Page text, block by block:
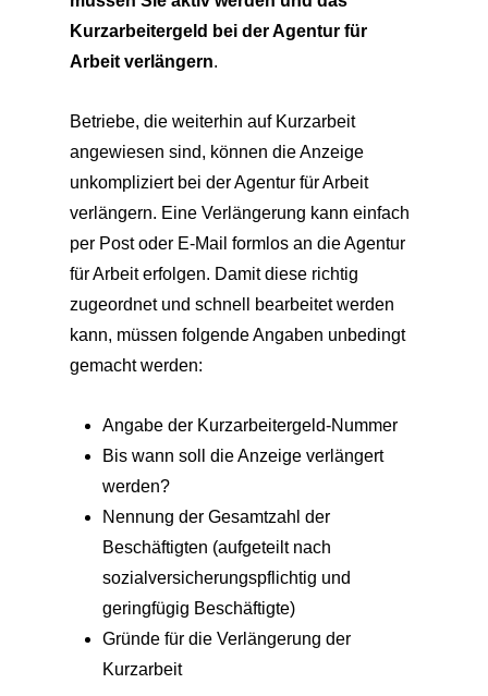
Kurzarbeitergeld bei der Agentur für
Arbeit verlängern.
Betriebe, die weiterhin auf Kurzarbeit
angewiesen sind, können die Anzeige
unkompliziert bei der Agentur für Arbeit
verlängern. Eine Verlängerung kann einfach
per Post oder E-Mail formlos an die Agentur
für Arbeit erfolgen. Damit diese richtig
zugeordnet und schnell bearbeitet werden
kann, müssen folgende Angaben unbedingt
gemacht werden:
Angabe der Kurzarbeitergeld-Nummer
Bis wann soll die Anzeige verlängert
werden?
Nennung der Gesamtzahl der
Beschäftigten (aufgeteilt nach
sozialversicherungspflichtig und
geringfügig Beschäftigte)
Gründe für die Verlängerung der
Kurzarbeit